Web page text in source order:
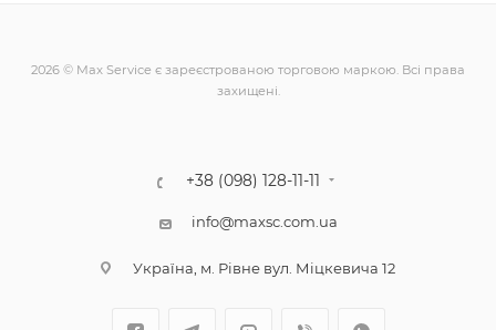
2026 © Max Service є зареєстрованою торговою маркою. Всі права
захищені.
+38 (098) 128-11-11
info@maxsc.com.ua
Українa, м. Рівне вул. Міцкевича 12